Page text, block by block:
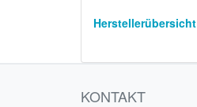
Herstellerübersicht
KONTAKT